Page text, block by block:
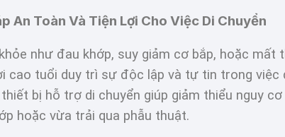
An Toàn Và Tiện Lợi Cho Việc Di Chuyển
như đau khớp, suy giảm cơ bắp, hoặc
cao tuổi duy trì sự độc lập và tự tin trong việc
bị hỗ trợ di chuyển giúp giảm thiểu nguy
hoặc vừa trải qua phẫu thuật.